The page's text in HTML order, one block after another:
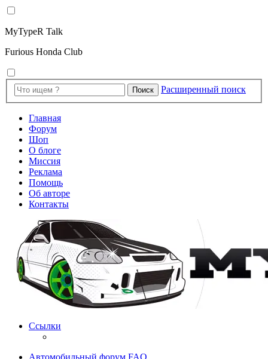
MyTypeR Talk
Furious Honda Club
Поиск Расширенный поиск
Главная
Форум
Шоп
О блоге
Миссия
Реклама
Помощь
Об авторе
Контакты
Ссылки
Автомобильный форум FAQ